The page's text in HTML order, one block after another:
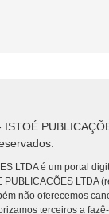
LTDA é um portal
PUBLICACÕES LTDA
não oferecemos
terceiros a